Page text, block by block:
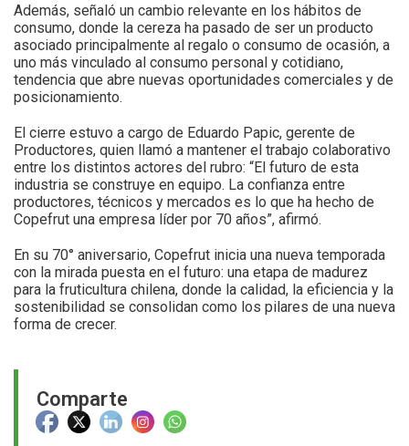
Comparte
Además, señaló un cambio relevante en los hábitos de
consumo, donde la cereza ha pasado de ser un producto
asociado principalmente al regalo o consumo de ocasión, a
uno más vinculado al consumo personal y cotidiano,
tendencia que abre nuevas oportunidades comerciales y de
posicionamiento.
El cierre estuvo a cargo de Eduardo Papic, gerente de
Productores, quien llamó a mantener el trabajo colaborativo
entre los distintos actores del rubro: “El futuro de esta
industria se construye en equipo. La confianza entre
productores, técnicos y mercados es lo que ha hecho de
Copefrut una empresa líder por 70 años”, afirmó.
En su 70° aniversario, Copefrut inicia una nueva temporada
con la mirada puesta en el futuro: una etapa de madurez
para la fruticultura chilena, donde la calidad, la eficiencia y la
sostenibilidad se consolidan como los pilares de una nueva
forma de crecer.